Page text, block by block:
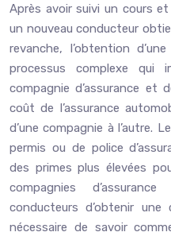
Après avoir suivi un cours
un nouveau conducteur
revanche, l’obtention
processus complexe qui
compagnie d’assurance et
coût de l’assurance
d’une compagnie à l’autre.
permis ou de police
des primes plus élevées
compagnies
conducteurs d’obtenir
nécessaire de savoir